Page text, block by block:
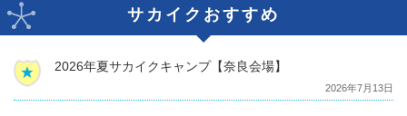
サカイクおすすめ
2026年夏サカイクキャンプ【奈良会場】
2026年7月13日